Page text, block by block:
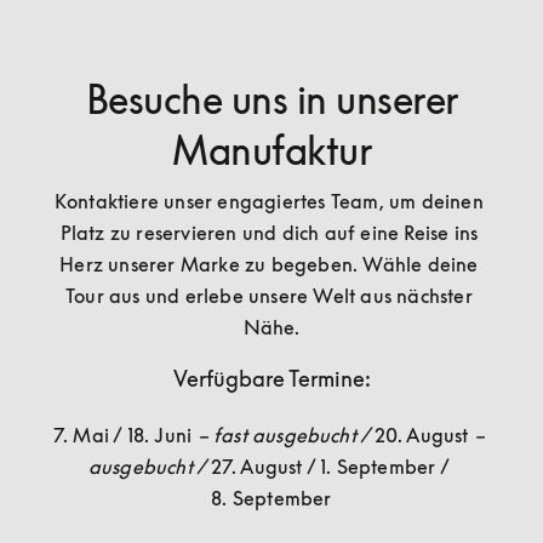
Besuche uns in unserer
Manufaktur
Kontaktiere unser engagiertes Team, um deinen
Platz zu reservieren und dich auf eine Reise ins
Herz unserer Marke zu begeben. Wähle deine
Tour aus und erlebe unsere Welt aus nächster
Nähe.
Verfügbare Termine:
7. Mai / 18. Juni – fast ausgebucht / 20. August –
ausgebucht / 27. August / 1. September /
8. September